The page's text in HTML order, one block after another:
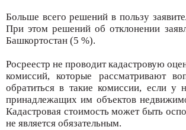
Больше всего решений в пользу
При этом решений об отклонении
Башкортостан (5 %).
Росреестр не проводит кадастровую
комиссий, которые рассматривают
обратиться в такие комиссии, если
принадлежащих им объектов
Кадастровая стоимость может быть
не является обязательным.